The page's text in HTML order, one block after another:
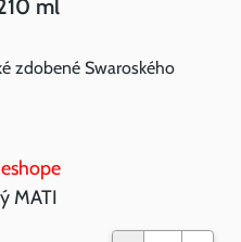
ml
zdobené Swaroského
MATI